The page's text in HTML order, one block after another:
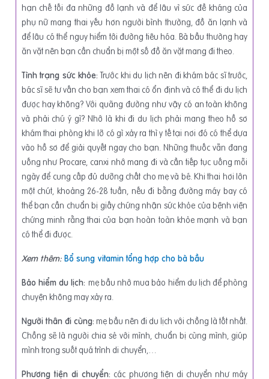
hạn chế tối đa những đồ lạnh và để lâu vì sức đề kháng của
phụ nữ mang thai yếu hơn người bình thường, đồ ăn lạnh và
để lâu có thể nguy hiểm tới đường tiêu hóa. Bà bầu thường hay
ăn vặt nên bạn cần chuẩn bị một số đồ ăn vặt mang đi theo.
Tình trạng sức khỏe: Trước khi du lịch nên đi khám bác sĩ trước,
bác sĩ sẽ tư vấn cho bạn xem thai có ổn định và có thể đi du lịch
được hay không? Với quãng đường như vậy có an toàn không
và phải chú ý gì? Nhớ là khi đi du lịch phải mang theo hồ sơ
khám thai phòng khi lỡ có gì xảy ra thì y tế tại nơi đó có thể dựa
vào hồ sơ để giải quyết ngay cho bạn. Những thuốc vẫn đang
uống như Procare, canxi nhớ mang đi và cần tiếp tục uống mỗi
ngày để cung cấp đủ dưỡng chất cho mẹ và bé. Khi thai hơi lớn
một chút, khoảng 26-28 tuần, nếu đi bằng đường máy bay có
thể bạn cần chuẩn bị giấy chứng nhận sức khỏe của bệnh viện
chứng minh rằng thai của bạn hoàn toàn khỏe mạnh và bạn
có thể đi được.
Xem thêm: Bổ sung vitamin tổng hợp cho bà bầu
Bảo hiểm du lịch: mẹ bầu nhớ mua bảo hiểm du lịch để phòng
chuyện không may xảy ra.
Người thân đi cùng: mẹ bầu nên đi du lịch với chồng là tốt nhất.
Chồng sẽ là người chia sẻ với mình, chuẩn bị cùng mình, giúp
mình trong suốt quá trình di chuyển,…
Phương tiện di chuyển: các phương tiện di chuyển như máy